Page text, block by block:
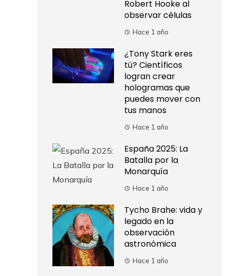
Robert Hooke al
observar células
Hace 1 año
¿Tony Stark eres
tú? Científicos
logran crear
hologramas que
puedes mover con
tus manos
Hace 1 año
España 2025: La
Batalla por la
Monarquía
Hace 1 año
Tycho Brahe: vida y
legado en la
observación
astronómica
Hace 1 año